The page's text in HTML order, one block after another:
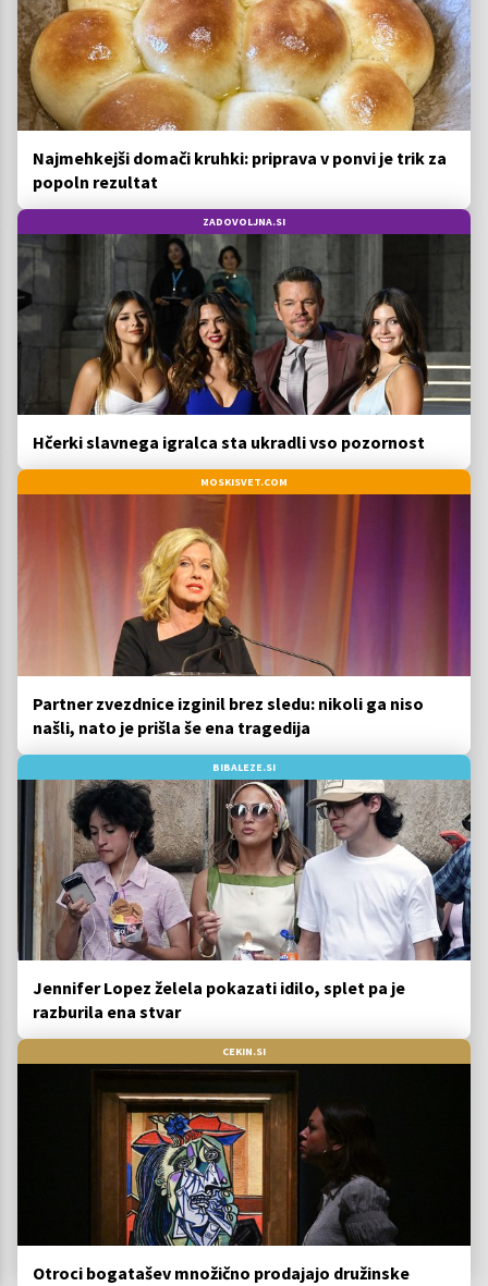
Najmehkejši domači kruhki: priprava v ponvi je trik za
popoln rezultat
ZADOVOLJNA.SI
Hčerki slavnega igralca sta ukradli vso pozornost
MOSKISVET.COM
Partner zvezdnice izginil brez sledu: nikoli ga niso
našli, nato je prišla še ena tragedija
BIBALEZE.SI
Jennifer Lopez želela pokazati idilo, splet pa je
razburila ena stvar
CEKIN.SI
Otroci bogatašev množično prodajajo družinske